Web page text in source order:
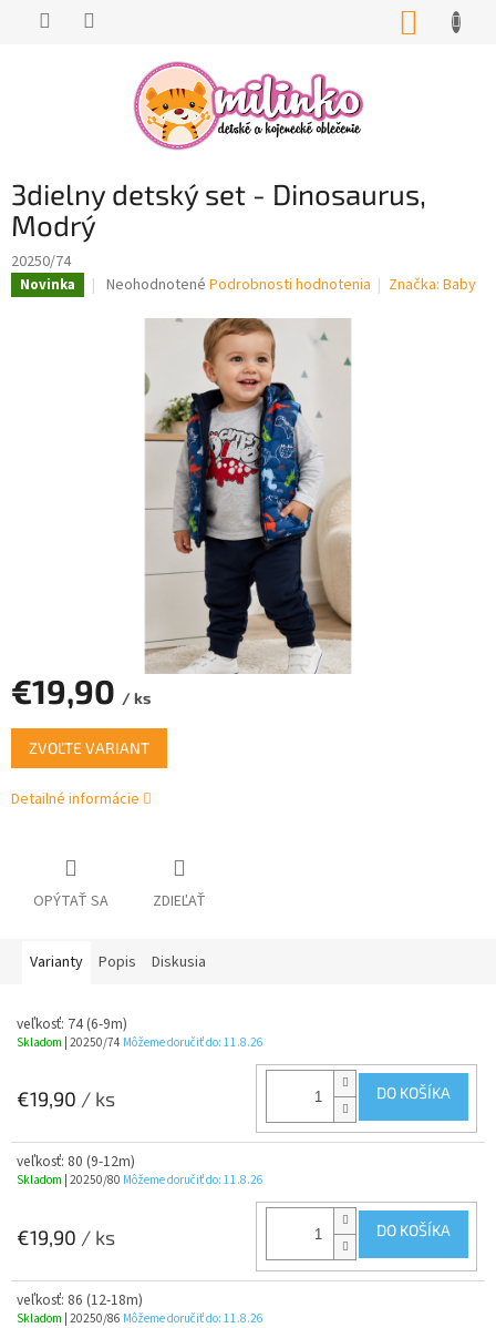
3dielny detský set - Dinosaurus,
Modrý
20250/74
Novinka
Priemerné
produktu
hviezdičiek.
Neohodnotené Podrobnosti hodnotenia Značka:Baby
€19,90 / ks
Jednotková
cena:
ZVOĽTE VARIANT
Detailné informácie
OPÝTAŤ SA ZDIEĽAŤ
Varianty Popis Diskusia
veľkosť: 74 (6-9m)
Skladom | 20250/74 Môžeme doručiť do: 11.8.26
€19,90 / ks DO KOŠÍKA
veľkosť: 80 (9-12m)
Skladom | 20250/80 Môžeme doručiť do: 11.8.26
€19,90 / ks DO KOŠÍKA
veľkosť: 86 (12-18m)
Skladom | 20250/86 Môžeme doručiť do: 11.8.26